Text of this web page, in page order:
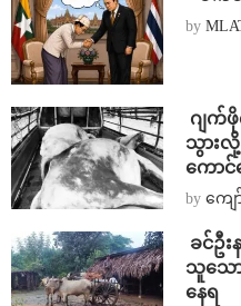
by
ဂျက်
သွားလို့
ကော
by ကျေ
ခင်ဦ
သူသော
နေရ